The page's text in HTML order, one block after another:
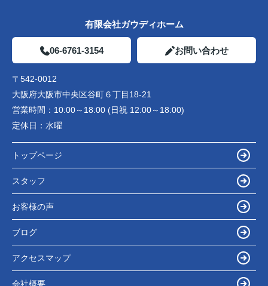
有限会社ガウディホーム
06-6761-3154 お問い合わせ
〒542-0012
大阪府大阪市中央区谷町６丁目18-21
営業時間： 10:00～18:00 (日祝 12:00～18:00)
定休日： 水曜
トップページ
スタッフ
お客様の声
ブログ
アクセスマップ
会社概要